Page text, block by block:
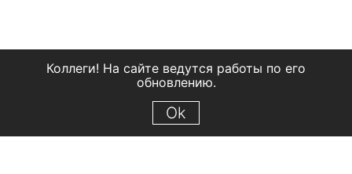
Коллеги! На сайте ведутся работы по его
обновлению.
Ok